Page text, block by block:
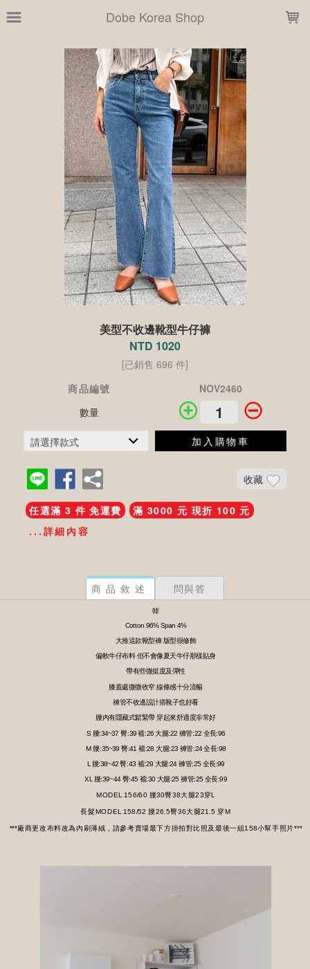
Dobe Korea Shop
美型不收邊靴型牛仔褲
NTD 1020
[已銷售 696 件]
商品編號
NOV2460
數量
加入購物車
收藏
任選滿 3 件 免運費
滿 3000 元 現折 100 元
...詳細內容
商品敘述 問與答